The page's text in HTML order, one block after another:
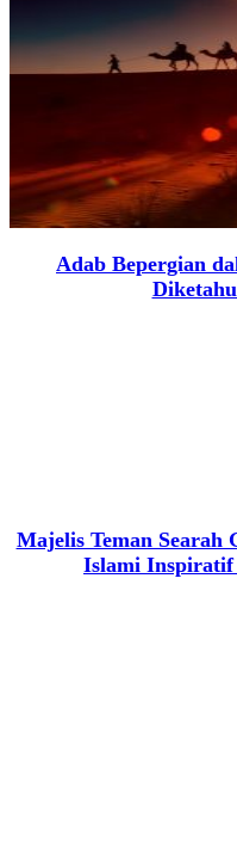
Adab Bepergian
Majelis Teman Searah
Islami Inspiratif